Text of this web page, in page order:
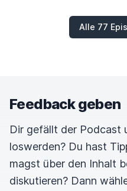
Alle 77
Feedback geben
Dir gefällt der Podcast
loswerden? Du hast
magst über den Inhalt
diskutieren? Dann